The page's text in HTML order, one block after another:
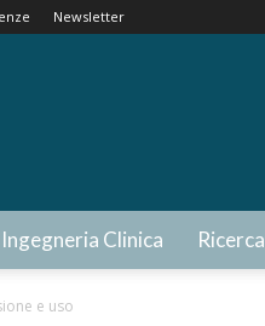
Newsletter
Ingegneria Clinica Ricerca
e uso